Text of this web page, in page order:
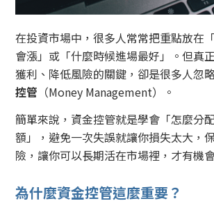
在投資市場中，很多人常常把重點放在
會漲」或「什麼時候進場最好」。但真
獲利、降低風險的關鍵，卻是很多人忽
控管 （Money Management）。
簡單來說，資金控管就是學會「怎麼分
額」，避免一次失誤就讓你損失太大，
險，讓你可以長期活在市場裡，才有機
為什麼資金控管這麼重要？